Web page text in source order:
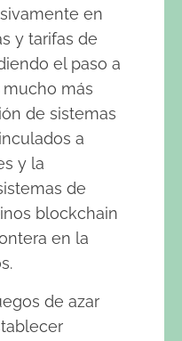
en
y tarifas de
el paso a
mucho más
de sistemas
a
y la
de
blockchain
en la
de azar